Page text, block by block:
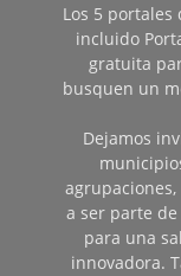
Los 5 portales
incluido
gratuita
busquen un
Dejamos
a ser parte
para una
innovadora.